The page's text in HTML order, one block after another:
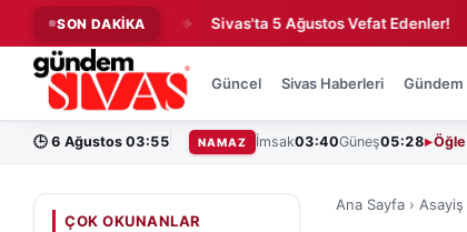
SON DAKİKA
Hareketliliği! ◆ Sivas'ta 5 Ağustos Vefat Edenler! ◆
Güncel Sivas Haberleri Gündem
🕒 6 Ağustos 03:55 NAMAZ İmsak03:40Güneş05:28 Öğle
ÇOK OKUNANLAR
Ana Sayfa › Asayiş